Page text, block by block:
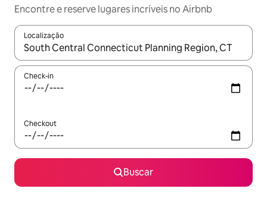
Encontre e reserve lugares incríveis no Airbnb
Localização
Quando os resultados estiverem disponíveis, explore-os
Check-in
Checkout
Buscar